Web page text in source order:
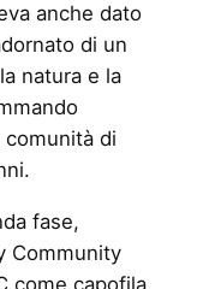
anche dato
di un
natura e la
di
fase,
Community
come capofila